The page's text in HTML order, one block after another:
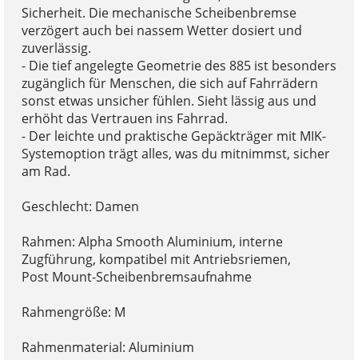
Sicherheit. Die mechanische Scheibenbremse
verzögert auch bei nassem Wetter dosiert und
zuverlässig.
- Die tief angelegte Geometrie des 885 ist besonders
zugänglich für Menschen, die sich auf Fahrrädern
sonst etwas unsicher fühlen. Sieht lässig aus und
erhöht das Vertrauen ins Fahrrad.
- Der leichte und praktische Gepäckträger mit MIK-
Systemoption trägt alles, was du mitnimmst, sicher
am Rad.
Geschlecht: Damen
Rahmen: Alpha Smooth Aluminium, interne
Zugführung, kompatibel mit Antriebsriemen,
Post Mount-Scheibenbremsaufnahme
Rahmengröße: M
Rahmenmaterial: Aluminium